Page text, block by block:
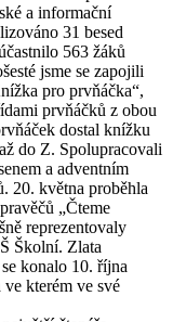
a informační
31 besed
563 žáků
jsme se zapojili
pro prvňáčka“,
prvňáčků z obou
dostal knížku
do Z. Spolupracovali
a adventním
20. května proběhla
„Čteme
reprezentovaly
Školní. Zlata
konalo 10. října
kterém ve své